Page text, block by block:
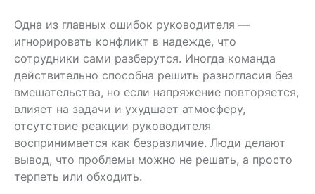
Одна из главных ошибок руководителя —
игнорировать конфликт в надежде, что
сотрудники сами разберутся. Иногда команда
действительно способна решить разногласия без
вмешательства, но если напряжение повторяется,
влияет на задачи и ухудшает атмосферу,
отсутствие реакции руководителя
воспринимается как безразличие. Люди делают
вывод, что проблемы можно не решать, а просто
терпеть или обходить.